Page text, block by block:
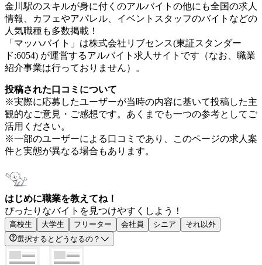
金川駅のスキルが身に付くのアルバイトの他にも全国の求人
情報、カフェやアパレル、イベントスタッフのバイトなどの
人気職種も多数掲載！
「マッハバイト」は株式会社リブセンス(東証スタンダー
ド:6054) が運営するアルバイト求人サイトです（なお、職業
紹介事業は行っておりません）。
投稿された口コミについて
※実際に応募したユーザーが当時の内容に基いて投稿した主
観的なご意見・ご感想です。あくまでも一つの参考としてご
活用ください。
※一部のユーザーによる口コミであり、このページの求人案
件と実態が異なる場合もあります。
はじめに職業を教えてね！
ぴったりなバイトを見つけやすくしよう！
高校生 大学生 フリーター 会社員 シニア
それ以外
選択するとどうなるの？